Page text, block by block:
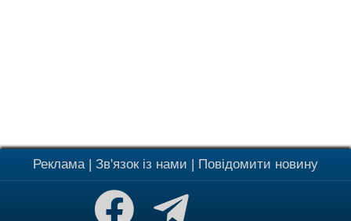
Реклама| Зв'язок із нами Повідомити новину